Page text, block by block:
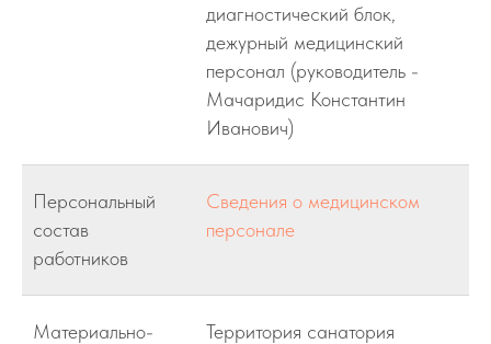
диагностический блок,
дежурный медицинский
персонал (руководитель -
Мачаридис Константин
Иванович)
Персональный
состав
работников
Сведения о медицинском
персонале
Материально-
Территория санатория